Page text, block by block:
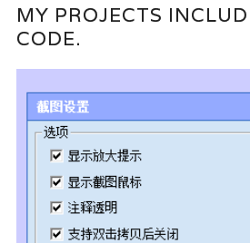
MY PROJECTS
CODE.